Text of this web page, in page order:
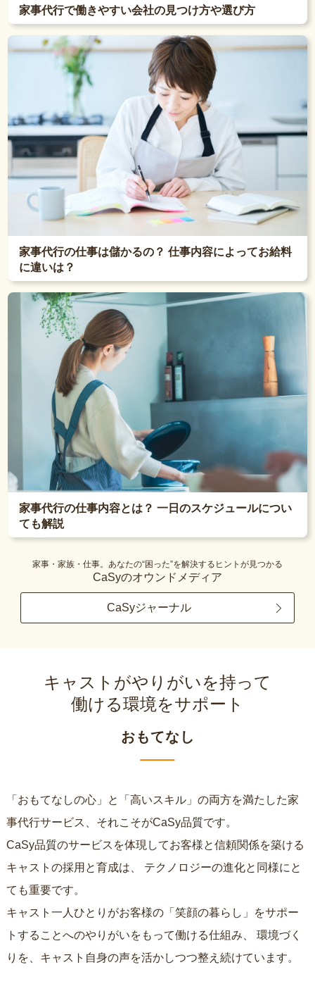
家事代行で働きやすい会社の見つけ方や選び方
家事代行の仕事は儲かるの？ 仕事内容によってお給料
に違いは？
家事代行の仕事内容とは？ 一日のスケジュールについ
ても解説
家事・家族・仕事。あなたの“困った”を解決するヒントが見つかる
CaSyのオウンドメディア
CaSyジャーナル
キャストがやりがいを持って
働ける環境をサポート
おもてなし
「おもてなしの心」と「高いスキル」の両方を満たした家
事代行サービス、それこそがCaSy品質です。
CaSy品質のサービスを体現してお客様と信頼関係を築ける
キャストの採用と育成は、
ても重要です。
キャスト一人ひとりがお客様の「笑顔の暮らし」をサポー
トすることへのやりがいをもって働ける仕組み、
りを、キャスト自身の声を活かしつつ整え続けています。